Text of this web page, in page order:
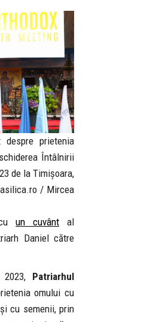
prietenia
Întâlnirii
de la Timișoara,
/ Mircea
un cuvânt al
Daniel către
Patriarhul
omului cu
cu semenii, prin